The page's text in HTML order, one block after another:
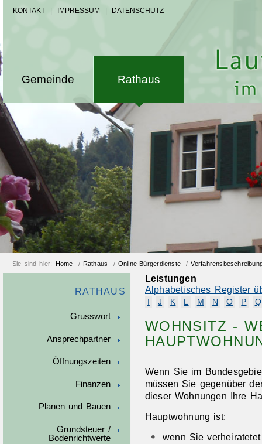
KONTAKT IMPRESSUM DATENSCHUTZ
Gemeinde Rathaus
Sie sind hier: Home / Rathaus / Online-Bürgerdienste /
RATHAUS
Grusswort
Ansprechpartner
Öffnungszeiten
Finanzen
Planen und Bauen
Grundsteuer /
Bodenrichtwerte
Leistungen
Alphabetisches Register
J K L M N O P Q
WOHNSITZ -
Wenn Sie im
müssen Sie gegenüber
dieser Wohnungen Ihre
Hauptwohnung ist:
wenn Sie